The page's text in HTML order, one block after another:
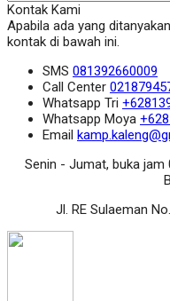
Kontak Kami
Apabila ada yang
kontak di bawah ini.
SMS 081392660009
Call Center
Whatsapp Tri
Whatsapp Moya
Email
Senin - Jumat, buka jam
Jl. RE Sulaeman